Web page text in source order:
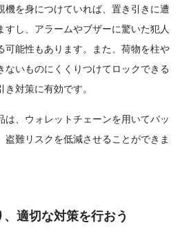
機を身につけていれば、置き引きに遭
すし、アラームやブザーに驚いた犯人
可能性もあります。また、荷物を柱や
ないものにくくりつけてロックできる
き対策に有効です。
は、ウォレットチェーンを用いてバッ
盗難リスクを低減させることができま
適切な対策を行おう